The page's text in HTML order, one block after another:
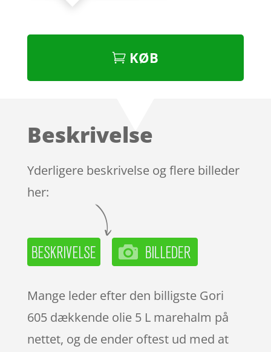
KØB
Beskrivelse
Yderligere beskrivelse og flere billeder
her:
Mange leder efter den billigste Gori
605 dækkende olie 5 L marehalm på
nettet, og de ender oftest ud med at